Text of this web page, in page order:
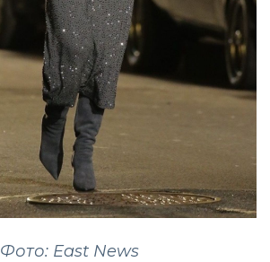
Фото: East News